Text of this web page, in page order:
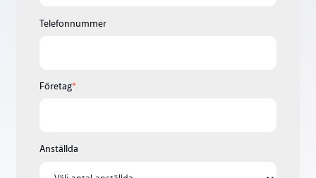
Telefonnummer
Företag*
Anställda